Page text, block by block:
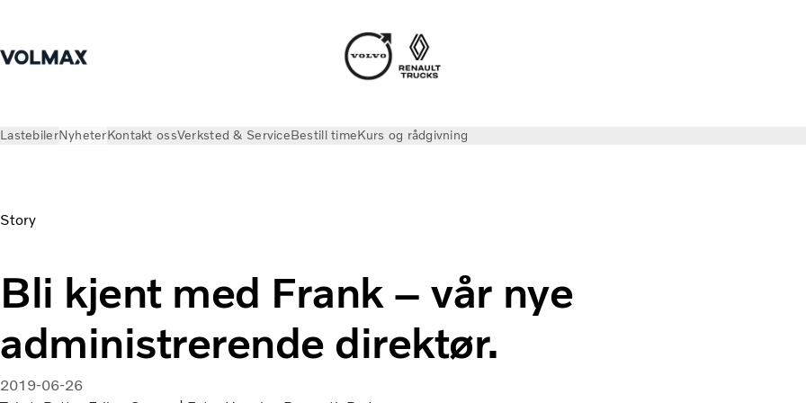
LastebilerNyheterKontakt ossVerksted & ServiceBestill timeKurs og rådgivning
Story
Bli kjent med Frank – vår nye
administrerende direktør.
2019-06-26